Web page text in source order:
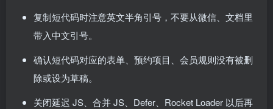
复制短代码时注意英文半角引号，不要从微信、文档里
带入中文引号。
确认短代码对应的表单、预约项目、会员规则没有被删
除或设为草稿。
关闭延迟 JS、合并 JS、Defer、Rocket Loader 以后再